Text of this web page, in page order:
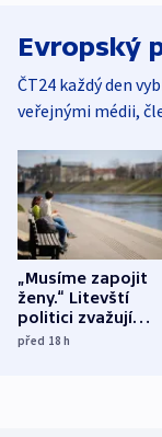
Evropský
ČT24 každý den
veřejnými médii,
„Musíme zapojit
ženy.“ Litevští
politici zvažují
dohodu o
před 18h